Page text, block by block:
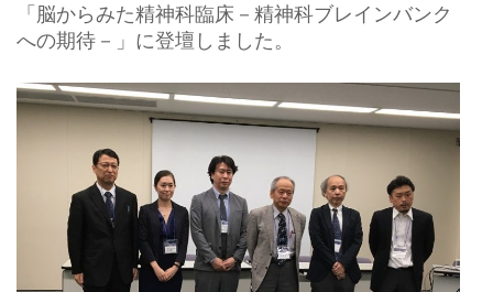
「脳からみた精神科臨床－精神科ブレインバンク
への期待－」に登壇しました。